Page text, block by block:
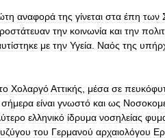
αναφορά της γίνεται στα έπη των
την κοινωνία και την
με την Υγεία Ναός της
ΧολαργόΑττικής μέσα σε
σήμερα είναι γνωστό και ως
ελληνικό ίδρυμα νοσηλείας
του Γερμανού αρχαιολόγου